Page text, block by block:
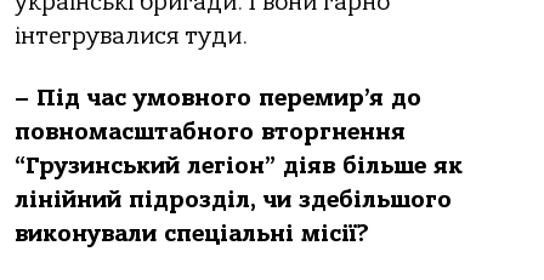
інтегрувалися туди.
– Під час умовного перемир’я до
повномасштабного вторгнення
“Грузинський легіон” діяв більше як
лінійний підрозділ, чи здебільшого
виконували спеціальні місії?